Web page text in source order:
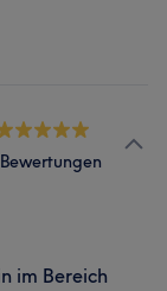
im Bereich